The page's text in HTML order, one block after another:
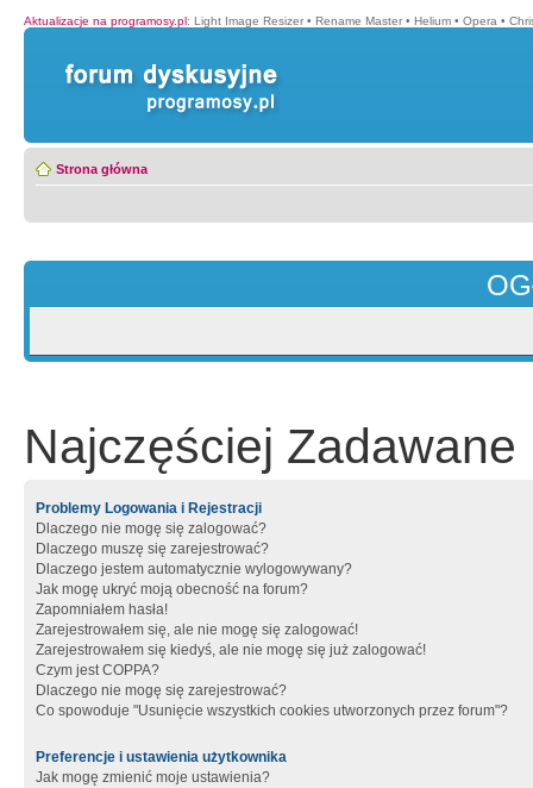
Aktualizacje na programosy.pl: Light Image Resizer • Rename Master • Helium • Opera •
Strona główna
Najczęściej Zadawane
Problemy Logowania i Rejestracji
Dlaczego nie mogę się zalogować?
Dlaczego muszę się zarejestrować?
Dlaczego jestem automatycznie wylogowywany?
Jak mogę ukryć moją obecność na forum?
Zapomniałem hasła!
Zarejestrowałem się, ale nie mogę się zalogować!
Zarejestrowałem się kiedyś, ale nie mogę się już zalogować!
Czym jest COPPA?
Dlaczego nie mogę się zarejestrować?
Co spowoduje "Usunięcie wszystkich cookies utworzonych przez forum"?
Preferencje i ustawienia użytkownika
Jak mogę zmienić moje ustawienia?